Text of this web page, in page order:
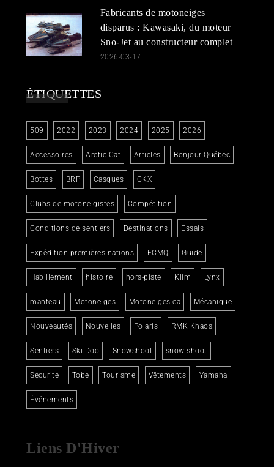
Fabricants de motoneiges
disparus : Kawasaki, du moteur
Sno-Jet au constructeur complet
2026-03-17
ÉTIQUETTES
509 2022 2023 2024 2025 2026
Accessoires Arctic-Cat Articles Bonjour Québec
Bottes BRP Casques CKX
Clubs de motoneigistes Compétition
Conditions de sentiers Destinations Essais
Expédition premières nations FCMQ Guide
Habillement histoire hors-piste Klim Lynx
manteau Motoneiges Motoneiges.ca Mécanique
Nouveautés Nouvelles Polaris RMK Khaos
Sentiers Ski-Doo Snowshoot snow shoot
Sécurité Tobe Tourisme Vêtements Yamaha
Événements
Liens D'Hiver